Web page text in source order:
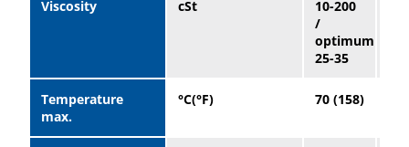
Viscosity cSt
10-200
/
optimum
25-35
Temperature
max.
°C(°F) 70 (158)